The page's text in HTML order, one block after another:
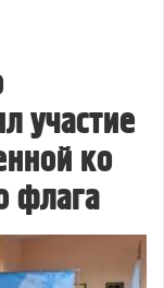
участие
ко
флага